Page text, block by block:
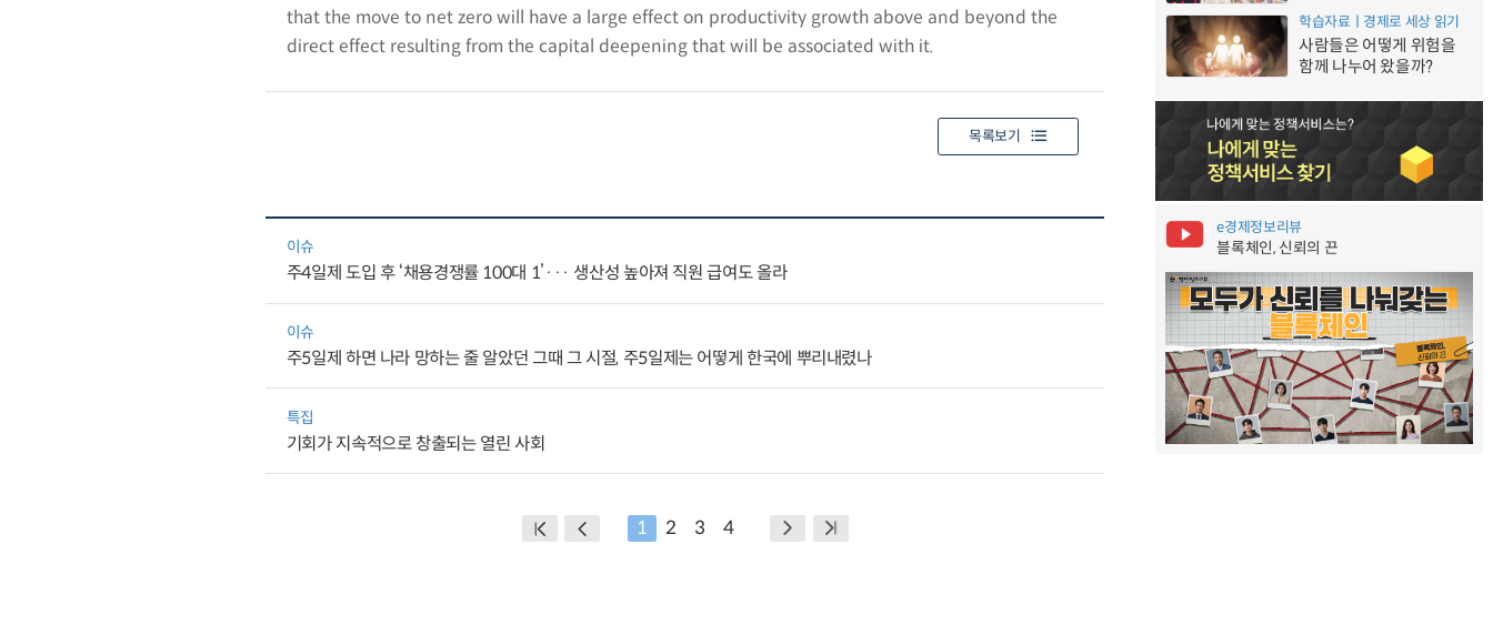
that the move to net zero will have a large effect on productivity growth above and beyond the
direct effect resulting from the capital deepening that will be associated with it.
목록보기
이슈
주4일제 도입 후 ‘채용경쟁률 100대 1’··· 생산성 높아져 직원 급여도 올라
이슈
주5일제 하면 나라 망하는 줄 알았던 그때 그 시절, 주5일제는 어떻게 한국에 뿌리내렸나
특집
기회가 지속적으로 창출되는 열린 사회
1 2 3 4
학습자료ㅣ경제로 세상 읽기
사람들은 어떻게 위험을
함께 나누어 왔을까?
e경제정보리뷰
블록체인, 신뢰의 끈